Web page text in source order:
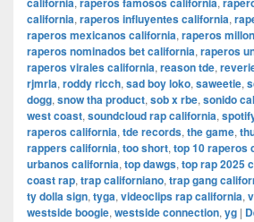
california, raperos influyentes california,
raperos mexicanos california, raperos
raperos nominados bet california, raperos
raperos virales california, reason tde,
rjmrla, roddy ricch, sad boy loko, saweetie,
dogg, snow tha product, sob x rbe, sonido
west coast, soundcloud rap california,
raperos california, tde records, the game,
rappers california, too short, top 10 raperos
urbanos california, top dawgs, top rap 2025
coast rap, trap californiano, trap gang
ty dolla sign, tyga, videoclips rap california,
westside boogie, westside connection, yg |